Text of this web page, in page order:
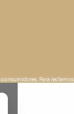
consumidores. Para reclamos